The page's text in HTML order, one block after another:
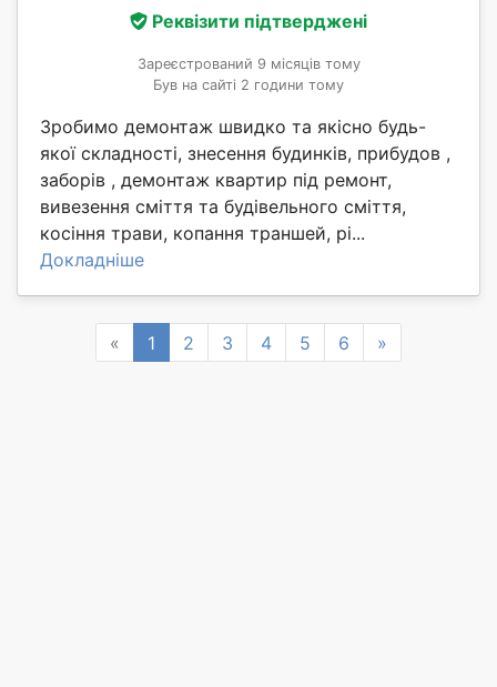
Реквізити підтверджені
Зареєстрований 9 місяців тому
Був на сайті 2 години тому
Зробимо демонтаж швидко та якісно будь-
якої складності, знесення будинків, прибудов ,
заборів , демонтаж квартир під ремонт,
вивезення сміття та будівельного сміття,
косіння трави, копання траншей, рі...
Докладніше
« Previous
1 2 3 4 5 6 »